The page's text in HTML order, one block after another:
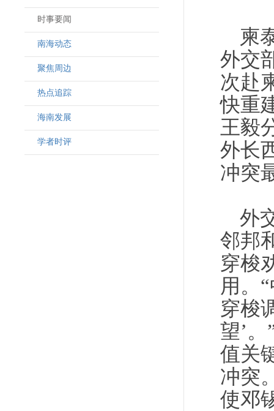
时事要闻
南海动态
聚焦周边
热点追踪
海南发展
学者时评
柬
外交
次赴
快重
王毅
外长
冲突
外
邻邦
穿梭
用。
穿梭
望’
值关
冲突
使邓